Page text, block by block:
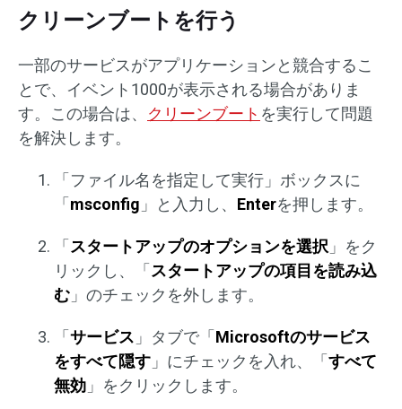
クリーンブートを行う
一部のサービスがアプリケーションと競合するこ
とで、イベント1000が表示される場合がありま
す。この場合は、 クリーンブート を実行して問題
を解決します。
「ファイル名を指定して実行」ボックスに
「 msconfig 」と入力し、 Enterを押します。
「 スタートアップのオプションを選択」をク
リックし、「 スタートアップの項目を読み込
む 」のチェックを外します。
「 サービス 」タブで「 Microsoftのサービス
をすべて隠す 」にチェックを入れ、「 すべて
無効 」をクリックします。